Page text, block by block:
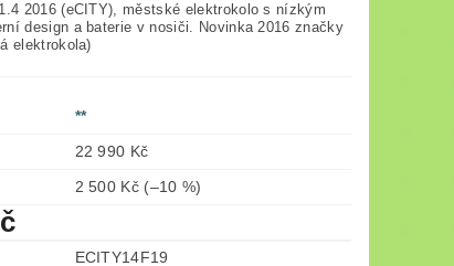
2016 (eCITY), městské elektrokolo s nízkým
design a baterie v nosiči. Novinka 2016 značky
elektrokola)
**
22 990 Kč
2 500 Kč (–10 %)
ECITY14F19